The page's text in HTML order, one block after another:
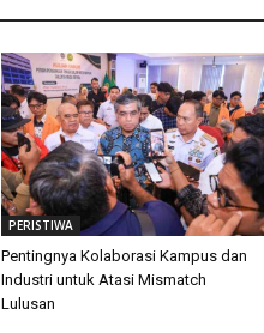
PERISTIWA
Pentingnya Kolaborasi Kampus dan
Industri untuk Atasi Mismatch
Lulusan